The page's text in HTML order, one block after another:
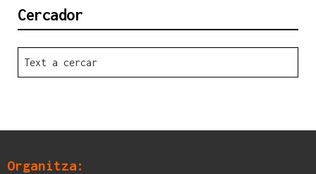
Cercador
Organitza: